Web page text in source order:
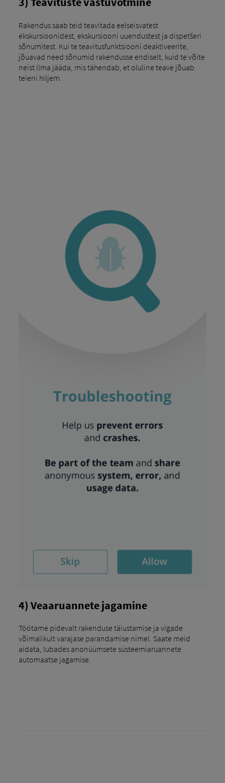
Rakendus saab teid teavitada eelseisvatest
ekskursioonidest, ekskursiooni uuendustest ja dispetšeri
sõnumitest. Kui te teavitusfunktsiooni deaktiveerite,
jõuavad need sõnumid rakendusse endiselt, kuid te võite
neist ilma jääda, mis tähendab, et oluline teave jõuab
teieni hiljem.
4) Veaaruannete jagamine
Töötame pidevalt rakenduse täiustamise ja vigade
võimalikult varajase parandamise nimel. Saate meid
aidata, lubades anonüümsete süsteemiaruannete
automaatse jagamise.